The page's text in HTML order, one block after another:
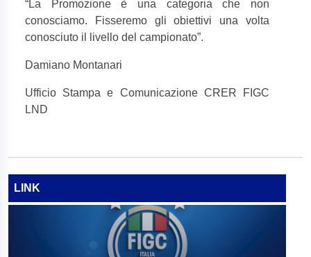
“La Promozione è una categoria che non
conosciamo. Fisseremo gli obiettivi una volta
conosciuto il livello del campionato”.
Damiano Montanari
Ufficio Stampa e Comunicazione CRER FIGC
LND
LINK